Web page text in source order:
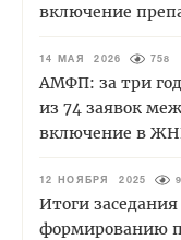
включение
14 МАЯ 2026 758
АМФП: за три
из 74 заявок
включение в
12 НОЯБРЯ 2025
Итоги
формированию